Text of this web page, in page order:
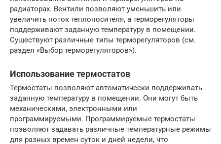
радиаторах. Вентили позволяют уменьшить или
увеличить поток теплоносителя, а терморегуляторы
поддерживают заданную температуру в помещении.
Существуют различные типы терморегуляторов (см.
раздел «Выбор терморегуляторов»).
Использование термостатов
Термостаты позволяют автоматически поддерживать
заданную температуру в помещении. Они могут быть
механическими, электронными или
программируемыми. Программируемые термостаты
позволяют задавать различные температурные режимы
для разных времен суток и дней недели, что